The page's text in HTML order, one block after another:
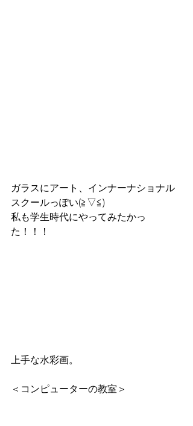
ガラスにアート、インナーナショナル
スクールっぽい(≧▽≦)
私も学生時代にやってみたかっ
た！！！
上手な水彩画。
＜コンピューターの教室＞